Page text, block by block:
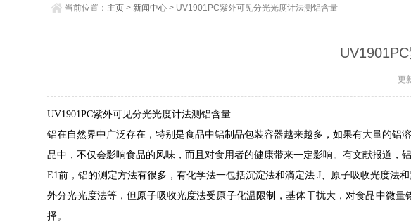
当前位置： 主页 > 新闻中心 > UV1901PC紫外可见分光光度计法测铝含量
更
UV1901PC紫外可见分光光度计法测铝含量
铝在自然界中广泛存在，特别是食品中铝制品包装容器越来越多，如果有大量的铝
品中，不仅会影响食品的风味，而且对食用者的健康带来一定影响。有文献报道，
E1前，铝的测定方法有很多，有化学法一包括沉淀法和滴定法 J、原子吸收光度法
外分光光度法等，但原子吸收光度法受原子化温限制，基体干扰大，对食品中微
择。